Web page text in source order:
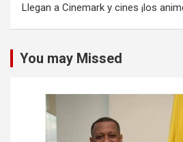
Llegan a Cinemark y cines ¡los
You may Missed